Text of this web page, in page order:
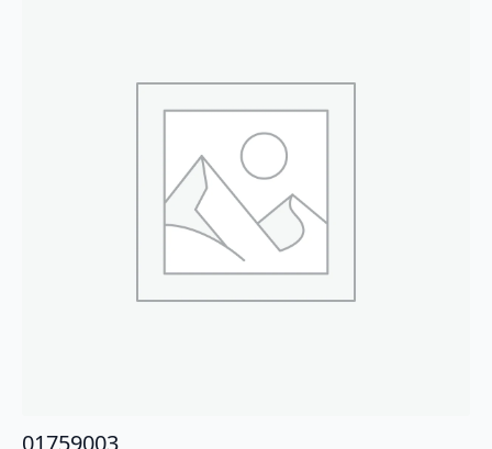
01759003